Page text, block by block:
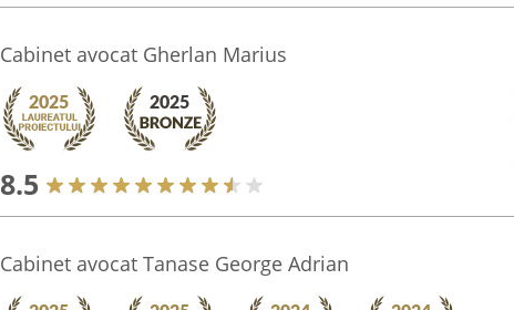
Cabinet avocat Gherlan Marius
8.5
Cabinet avocat Tanase George Adrian